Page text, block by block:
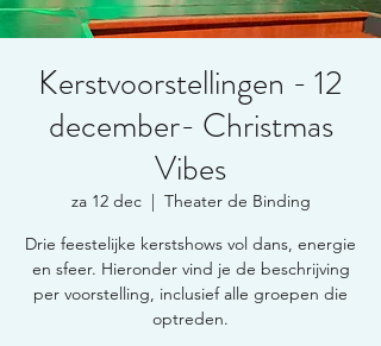
Kerstvoorstellingen - 12
december- Christmas
Vibes
za 12 dec
  |
Theater de Binding
Drie feestelijke kerstshows vol dans, energie
en sfeer. Hieronder vind je de beschrijving
per voorstelling, inclusief alle groepen die
optreden.